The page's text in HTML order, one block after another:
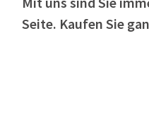
Seite. Kaufen Sie